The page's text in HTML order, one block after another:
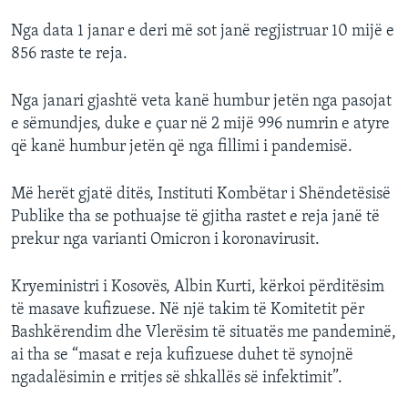
Nga data 1 janar e deri më sot janë regjistruar 10 mijë e
856 raste te reja.
Nga janari gjashtë veta kanë humbur jetën nga pasojat
e sëmundjes, duke e çuar në 2 mijë 996 numrin e atyre
që kanë humbur jetën që nga fillimi i pandemisë.
Më herët gjatë ditës, Instituti Kombëtar i Shëndetësisë
Publike tha se pothuajse të gjitha rastet e reja janë të
prekur nga varianti Omicron i koronavirusit.
Kryeministri i Kosovës, Albin Kurti, kërkoi përditësim
të masave kufizuese. Në një takim të Komitetit për
Bashkërendim dhe Vlerësim të situatës me pandeminë,
ai tha se “masat e reja kufizuese duhet të synojnë
ngadalësimin e rritjes së shkallës së infektimit”.